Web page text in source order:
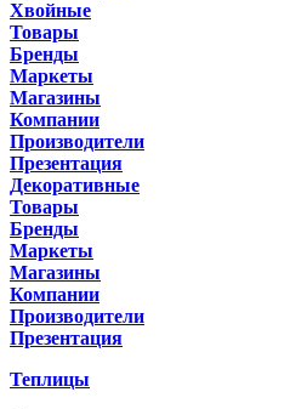
Хвойные
Товары
Бренды
Маркеты
Магазины
Компании
Производители
Презентация
Декоративные
Товары
Бренды
Маркеты
Магазины
Компании
Производители
Презентация
Теплицы